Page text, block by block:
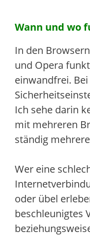
Wann und wo
In den
und Opera
einwandfrei.
Ich sehe darin
mit mehreren
ständig
Wer eine
oder übel
beschleunigtes